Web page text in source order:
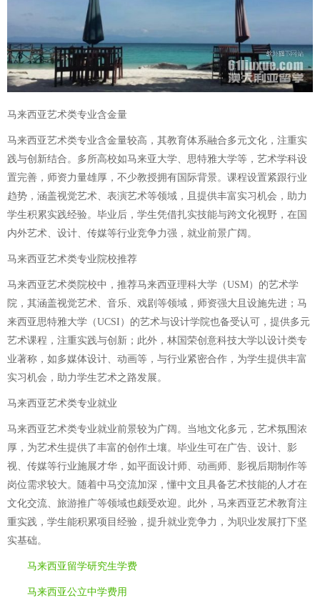
马来西亚艺术类专业含金量
马来西亚艺术类专业含金量较高，其教育体系融合多元文化，注重实
践与创新结合。多所高校如马来亚大学、思特雅大学等，艺术学科设
置完善，师资力量雄厚，不少教授拥有国际背景。课程设置紧跟行业
趋势，涵盖视觉艺术、表演艺术等领域，且提供丰富实习机会，助力
学生积累实践经验。毕业后，学生凭借扎实技能与跨文化视野，在国
内外艺术、设计、传媒等行业竞争力强，就业前景广阔。
马来西亚艺术类专业院校推荐
马来西亚艺术类院校中，推荐马来西亚理科大学（USM）的艺术学
院，其涵盖视觉艺术、音乐、戏剧等领域，师资强大且设施先进；马
来西亚思特雅大学（UCSI）的艺术与设计学院也备受认可，提供多元
艺术课程，注重实践与创新；此外，林国荣创意科技大学以设计类专
业著称，如多媒体设计、动画等，与行业紧密合作，为学生提供丰富
实习机会，助力学生艺术之路发展。
马来西亚艺术类专业就业
马来西亚艺术类专业就业前景较为广阔。当地文化多元，艺术氛围浓
厚，为艺术生提供了丰富的创作土壤。毕业生可在广告、设计、影
视、传媒等行业施展才华，如平面设计师、动画师、影视后期制作等
岗位需求较大。随着中马交流加深，懂中文且具备艺术技能的人才在
文化交流、旅游推广等领域也颇受欢迎。此外，马来西亚艺术教育注
重实践，学生能积累项目经验，提升就业竞争力，为职业发展打下坚
实基础。
马来西亚留学研究生学费
马来西亚公立中学费用